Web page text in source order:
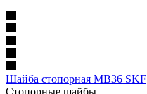
Шайба стопорная MB36 SKF
Стопорные шайбы